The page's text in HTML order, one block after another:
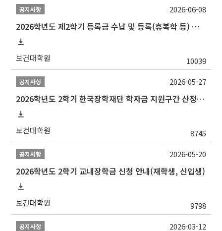
공지사항
2026학년도 제2학기 등록금 수납 및 등록(휴복학 등) 일정 안내
보건대학원 10039
2026-06-08
공지사항
2026학년도 2학기 한국장학재단 학자금 지원구간 산정 신청 안내
보건대학원 8745
2026-05-27
공지사항
2026학년도 2학기 교내장학금 신청 안내(재학생, 신입생)
보건대학원 9798
2026-05-20
공지사항 2026-03-12